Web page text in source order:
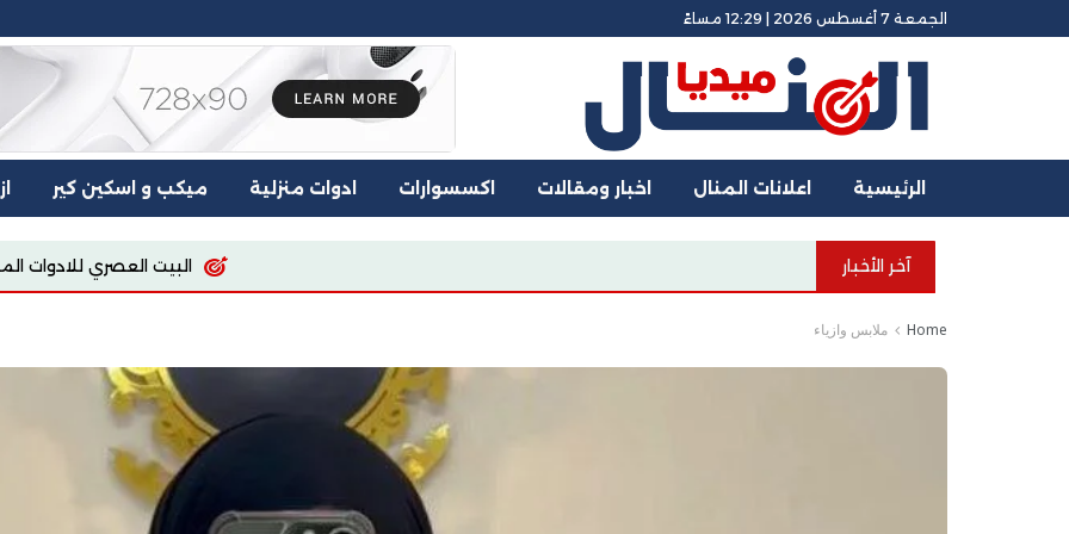
الجمعة 7 أغسطس 2026 | 12:29 مساءً
الرئيسية اعلانات المنال اخبار ومقالات اكسسوارات ادوات منزلية ميكب و اسكين كير
آخر الأخبار اسيا للملابس
Home ملابس وازياء